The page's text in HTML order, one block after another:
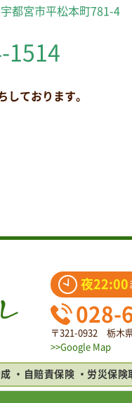
都宮市平松本町781-4
1514
しております。
夜22:00
028-
〒321-0932 栃木
>>Google Map
自賠責保険 労災保険